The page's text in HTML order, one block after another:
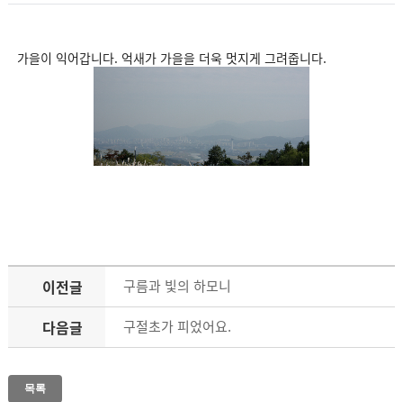
가을이 익어갑니다. 억새가 가을을 더욱 멋지게 그려줍니다.
이전글 구름과 빛의 하모니
다음글 구절초가 피었어요.
목록